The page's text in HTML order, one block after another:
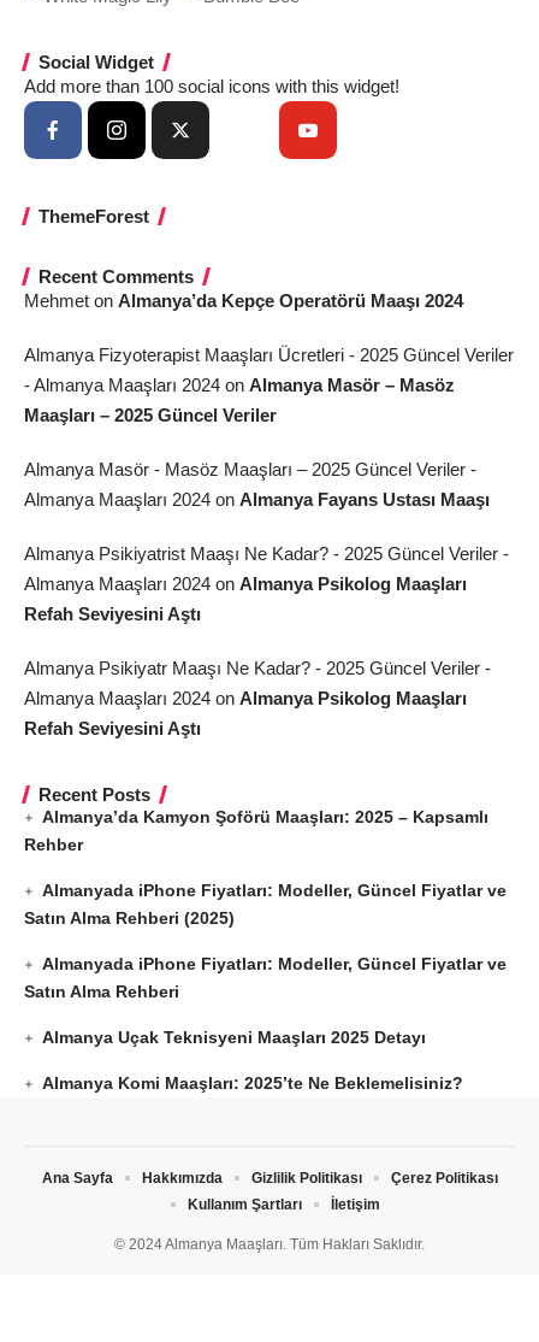
Social Widget
Add more than 100 social icons with this widget!
ThemeForest
Recent Comments
Mehmet on Almanya’da Kepçe Operatörü Maaşı 2024
Almanya Fizyoterapist Maaşları Ücretleri - 2025 Güncel Veriler
- Almanya Maaşları 2024 on Almanya Masör – Masöz
Maaşları – 2025 Güncel Veriler
Almanya Masör - Masöz Maaşları – 2025 Güncel Veriler -
Almanya Maaşları 2024 on Almanya Fayans Ustası Maaşı
Almanya Psikiyatrist Maaşı Ne Kadar? - 2025 Güncel Veriler -
Almanya Maaşları 2024 on Almanya Psikolog Maaşları
Refah Seviyesini Aştı
Almanya Psikiyatr Maaşı Ne Kadar? - 2025 Güncel Veriler -
Almanya Maaşları 2024 on Almanya Psikolog Maaşları
Refah Seviyesini Aştı
Recent Posts
Almanya’da Kamyon Şoförü Maaşları: 2025 – Kapsamlı
Rehber
Almanyada iPhone Fiyatları: Modeller, Güncel Fiyatlar ve
Satın Alma Rehberi (2025)
Almanyada iPhone Fiyatları: Modeller, Güncel Fiyatlar ve
Satın Alma Rehberi
Almanya Uçak Teknisyeni Maaşları 2025 Detayı
Almanya Komi Maaşları: 2025’te Ne Beklemelisiniz?
© 2024 Almanya Maaşları. Tüm Hakları Saklıdır.
Ana Sayfa Hakkımızda Gizlilik Politikası
Çerez Politikası
Kullanım Şartları
İletişim